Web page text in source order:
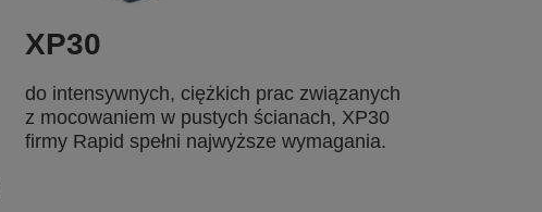
XP30
do intensywnych, ciężkich prac związanych
z mocowaniem w pustych ścianach, XP30
firmy Rapid spełni najwyższe wymagania.